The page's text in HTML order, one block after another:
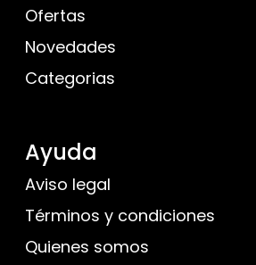
Ofertas
Novedades
Categorias
Ayuda
Aviso legal
Términos y condiciones
Quienes somos